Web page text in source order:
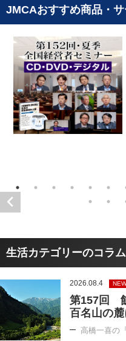
JMCAおすすめ商品・
生活カテゴリーのコラム
2026.08.4 NEW
第157回
百名山の麓
高橋一喜の